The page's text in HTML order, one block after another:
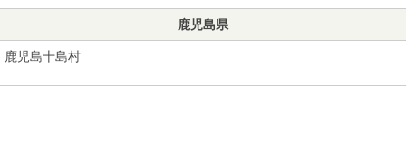
鹿児島県
鹿児島十島村